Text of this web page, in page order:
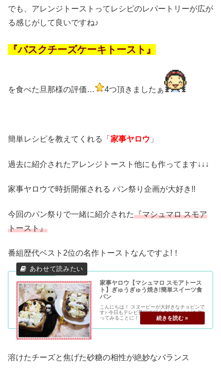
でも、アレンジトーストってレシピのレパートリーが広が
る感じがして良いですね♪
『バスクチーズケーキトースト』
を食べた旦那様の評価… 4つ頂きましたぁ
簡単レシピを教えてくれる「 家事ヤロウ 」
過去に紹介されたアレンジトースト他にも作ってます↓↓↓
家事ヤロウで時折開催される パン祭り企画が大好き!!
今回のパン祭りで一緒に紹介された『マシュマロ スモア
トースト』
番組歴代ベスト2位の名作トーストなんですよ!！
家事ヤロウ【マシュマロ スモアトース
ト】ぎゅうぎゅう焼き!簡単スイーツ食
パン
こんにちは！ スヌーピーが大好きなチョピンで
す♪ 今日もテレビ番組で紹介されたレシピを作
ってみることに！ バカリズムさん・KAT-TUN
の中丸 雄一さん、カズレーザーさんの3人の掛
け合いが面白い独身男3人のバラエティー番組
溶けたチーズと焦げた砂糖の相性が絶妙なバランス